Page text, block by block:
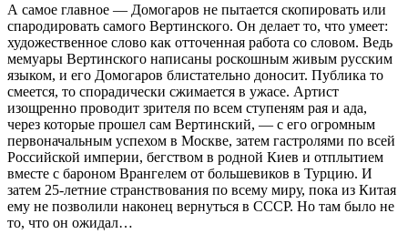
А самое главное — Домогаров не пытается скопировать или
спародировать самого Вертинского. Он делает то, что умеет:
художественное слово как отточенная работа со словом. Ведь
мемуары Вертинского написаны роскошным живым русским
языком, и его Домогаров блистательно доносит. Публика то
смеется, то спорадически сжимается в ужасе. Артист
изощренно проводит зрителя по всем ступеням рая и ада,
через которые прошел сам Вертинский, — с его огромным
первоначальным успехом в Москве, затем гастролями по всей
Российской империи, бегством в родной Киев и отплытием
вместе с бароном Врангелем от большевиков в Турцию. И
затем 25-летние странствования по всему миру, пока из Китая
ему не позволили наконец вернуться в СССР. Но там было не
то, что он ожидал…